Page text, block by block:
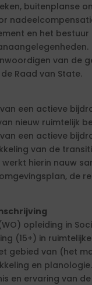
buitenplanse
en het
van de
Raad van State.
een actieve
nieuw ruimtelijk
een actieve
van de
hierin nauw
de
opleiding in
(15+) in
gebied van (het
en planologie.
en ervaring van